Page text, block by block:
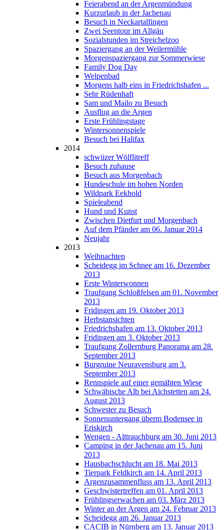
Feierabend an der Argenmündung
Kurzurlaub in der Jachenau
Besuch in Neckartalfingen
Zwei Seentour im Allgäu
Sozialstunden im Streichelzoo
Spaziergang an der Weilermühle
Morgenspaziergang zur Sommerwiese
Family Dog Day
Welpenbad
Morgens halb eins in Friedrichshafen ...
Sehr Rüdenhaft
Sam und Mailo zu Besuch
Ausflug an die Argen
Erste Frühlingstage
Wintersonnenspiele
Besuch bei Halifax
2014
schwiizer Wölflitreff
Besuch zuhause
Besuch aus Morgenbach
Hundeschule im hohen Norden
Wildpark Eekhold
Spieleabend
Hund und Kunst
Zwischen Dietfurt und Morgenbach
Auf dem Pfänder am 06. Januar 2014
Neujahr
2013
Weihnachten
Scheidegg im Schnee am 16. Dezember
2013
Erste Winterwonnen
Traufgang Schloßfelsen am 01. November
2013
Fridingen am 19. Oktober 2013
Herbstansichten
Friedrichshafen am 13. Oktober 2013
Fridingen am 3. Oktober 2013
Traufgang Zollernburg Panorama am 28.
September 2013
Burgruine Neuravensburg am 3.
September 2013
Rennspiele auf einer gemähten Wiese
Schwäbische Alb bei Aichstetten am 24.
August 2013
Schwester zu Besuch
Sonnenuntergang überm Bodensee in
Eriskirch
Wengen - Alttrauchburg am 30. Juni 2013
Camping in der Jachenau am 15. Juni
2013
Hausbachschlucht am 18. Mai 2013
Tierpark Feldkirch am 14. April 2013
Argenzusammenfluss am 13. April 2013
Geschwistertreffen am 01. April 2013
Frühlingserwachen am 03. März 2013
Winter an der Argen am 24. Februar 2013
Scheidegg am 26. Januar 2013
CACIB in Nürnberg am 13. Januar 2013